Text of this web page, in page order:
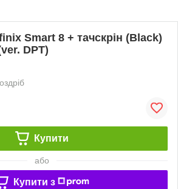
Smart 8 + тачскрін (Black)
DPT)
Купити
або
Купити з